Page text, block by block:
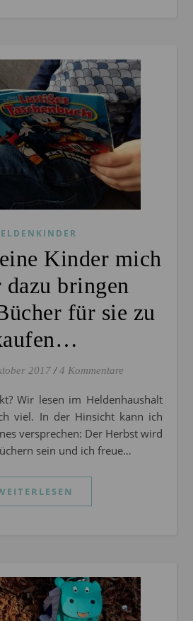
Kinder mich
bringen
für sie zu
2017 / 4 Kommentare
viel. In der Hinsicht kann ich
versprechen: Der Herbst wird
sein und ich freue…